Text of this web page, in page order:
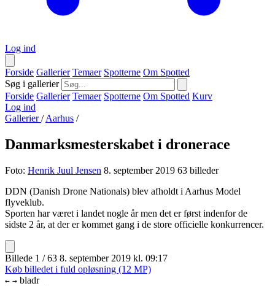
Log ind
Forside Gallerier Temaer Spotterne Om Spotted
Søg i gallerier
Forside Gallerier Temaer Spotterne Om Spotted Kurv
Log ind
Gallerier/ Aarhus /
Danmarksmesterskabet i dronerace
Foto: Henrik Juul Jensen 8. september 2019 63 billeder
DDN (Danish Drone Nationals) blev afholdt i Aarhus Model
flyveklub.
Sporten har været i landet nogle år men det er først indenfor de
sidste 2 år, at der er kommet gang i de store officielle konkurrencer.
Billede 1 / 63 8. september 2019 kl. 09:17
Køb billedet i fuld opløsning (12 MP)
← → bladr